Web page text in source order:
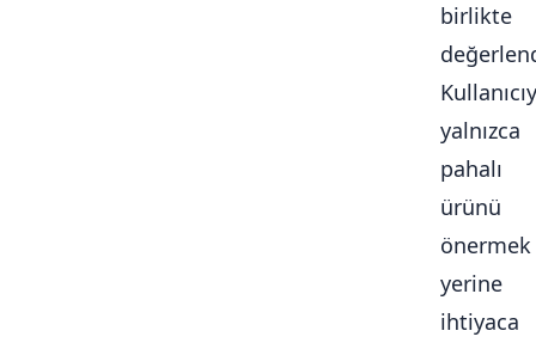
birlikte
yalnızca
pahalı
ürünü
önermek
yerine
ihtiyaca